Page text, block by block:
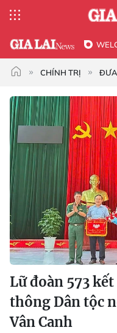
CHÍNH TRỊ ĐƯA
Lữ đoàn 573
thông Dân tộc
Vân Canh